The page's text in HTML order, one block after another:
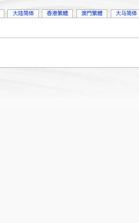
大陆简体 香港繁體 澳門繁體 大马简体